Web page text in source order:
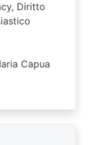
Diritto
Capua